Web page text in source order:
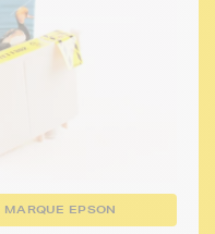
EPSON